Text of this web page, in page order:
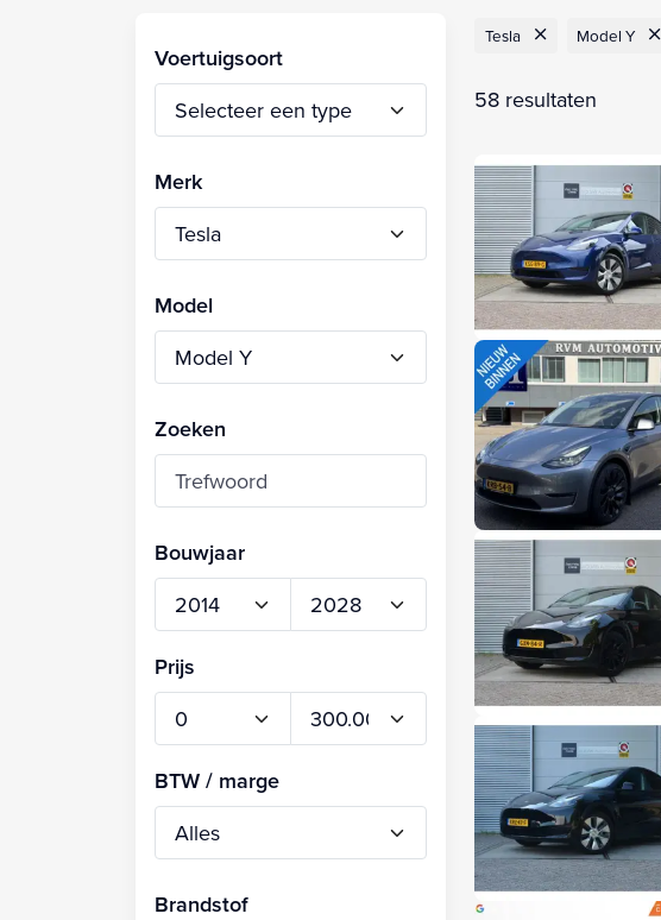
Voertuigsoort
Merk
Model
Zoeken
Bouwjaar
Prijs
BTW / marge
Brandstof
Tesla Model Y
58 resultaten